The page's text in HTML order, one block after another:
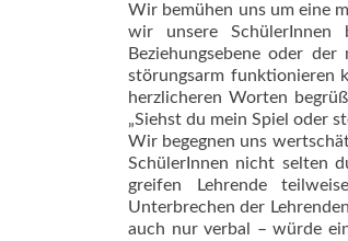
Wir bemühen uns um eine
wir unsere
Beziehungsebene oder
störungsarm funktionieren
herzlicheren Worten
„Siehst du mein Spiel oder
Wir begegnen uns
SchülerInnen nicht selten
greifen Lehrende
Unterbrechen der
auch nur verbal – würde